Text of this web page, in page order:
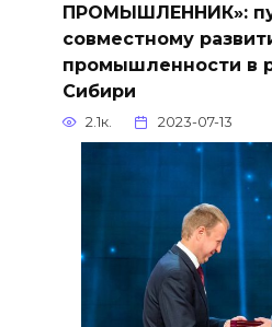
ПРОМЫШЛЕННИК»:
совместному
промышленности в
Сибири
2.1к. 2023-07-13